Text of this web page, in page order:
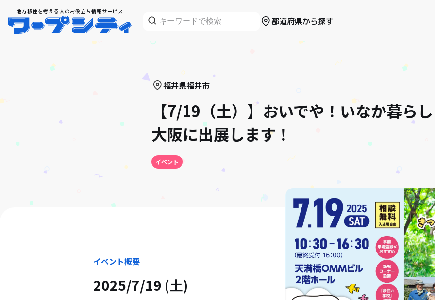
地方移住を考える人のお役立ち情報サービス
都道府県から探す
福井県福井市
【7/19（土）】おいでや！いなか暮ら
大阪に出展します！
イベント
イベント概要
2025/7/19 (土)